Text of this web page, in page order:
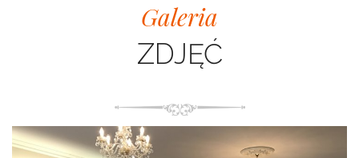
Galeria
ZDJĘĆ